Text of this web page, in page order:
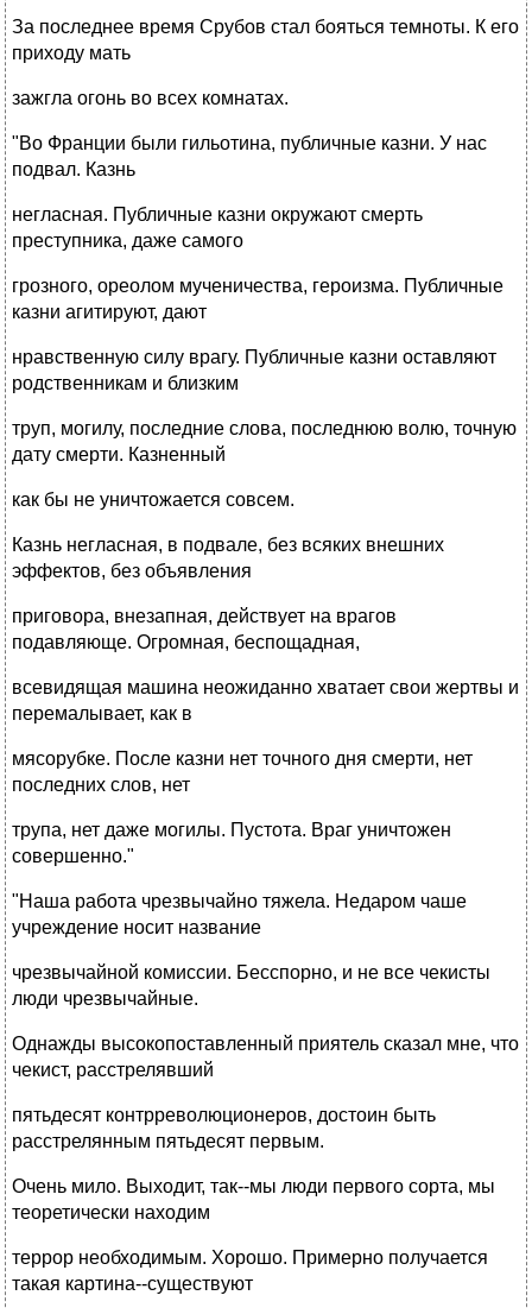
За последнее время Срубов стал бояться темноты. К его
приходу мать
зажгла огонь во всех комнатах.
"Во Франции были гильотина, публичные казни. У нас
подвал. Казнь
негласная. Публичные казни окружают смерть
преступника, даже самого
грозного, ореолом мученичества, героизма. Публичные
казни агитируют, дают
нравственную силу врагу. Публичные казни оставляют
родственникам и близким
труп, могилу, последние слова, последнюю волю, точную
дату смерти. Казненный
как бы не уничтожается совсем.
Казнь негласная, в подвале, без всяких внешних
эффектов, без объявления
приговора, внезапная, действует на врагов
подавляюще. Огромная, беспощадная,
всевидящая машина неожиданно хватает свои жертвы и
перемалывает, как в
мясорубке. После казни нет точного дня смерти, нет
последних слов, нет
трупа, нет даже могилы. Пустота. Враг уничтожен
совершенно."
"Наша работа чрезвычайно тяжела. Недаром чаше
учреждение носит название
чрезвычайной комиссии. Бесспорно, и не все чекисты
люди чрезвычайные.
Однажды высокопоставленный приятель сказал мне, что
чекист, расстрелявший
пятьдесят контрреволюционеров, достоин быть
расстрелянным пятьдесят первым.
Очень мило. Выходит, так--мы люди первого сорта, мы
теоретически находим
террор необходимым. Хорошо. Примерно получается
такая картина--существуют